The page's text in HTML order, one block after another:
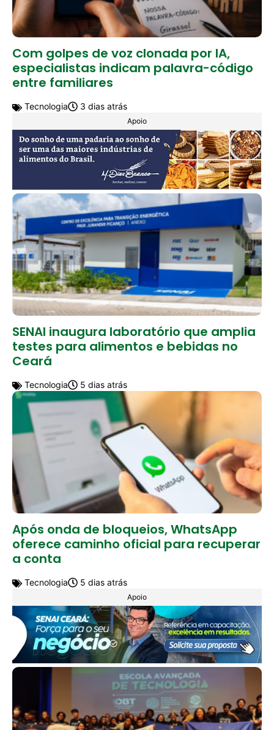
Com golpes de voz clonada por IA,
especialistas indicam palavra-código
entre familiares
Tecnologia 3 dias atrás
Apoio
SENAI inaugura laboratório que amplia
testes para alimentos e bebidas no
Ceará
Tecnologia 5 dias atrás
Após onda de bloqueios, WhatsApp
oferece caminho oficial para recuperar
a conta
Tecnologia 5 dias atrás
Apoio